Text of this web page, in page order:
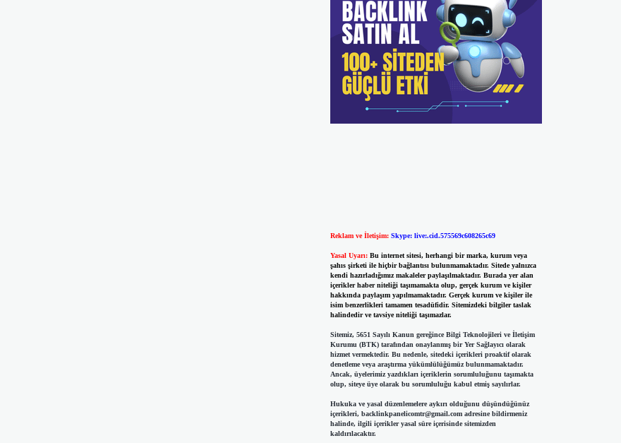
Reklam ve İletişim: Skype: live:.cid.575569c608265c69
Yasal Uyarı: Bu internet sitesi, herhangi bir marka, kurum veya
şahıs şirketi ile hiçbir bağlantısı bulunmamaktadır. Sitede yalnızca
kendi hazırladığımız makaleler paylaşılmaktadır. Burada yer alan
içerikler haber niteliği taşımamakta olup, gerçek kurum ve kişiler
hakkında paylaşım yapılmamaktadır. Gerçek kurum ve kişiler ile
isim benzerlikleri tamamen tesadüfidir. Sitemizdeki bilgiler taslak
halindedir ve tavsiye niteliği taşımazlar.
Sitemiz, 5651 Sayılı Kanun gereğince Bilgi Teknolojileri ve İletişim
Kurumu (BTK) tarafından onaylanmış bir Yer Sağlayıcı olarak
hizmet vermektedir. Bu nedenle, sitedeki içerikleri proaktif olarak
denetleme veya araştırma yükümlülüğümüz bulunmamaktadır.
Ancak, üyelerimiz yazdıkları içeriklerin sorumluluğunu taşımakta
olup, siteye üye olarak bu sorumluluğu kabul etmiş sayılırlar.
Hukuka ve yasal düzenlemelere aykırı olduğunu düşündüğünüz
içerikleri, backlinkpanelicomtr@gmail.comadresine bildirmeniz
halinde, ilgili içerikler yasal süre içerisinde sitemizden
kaldırılacaktır.